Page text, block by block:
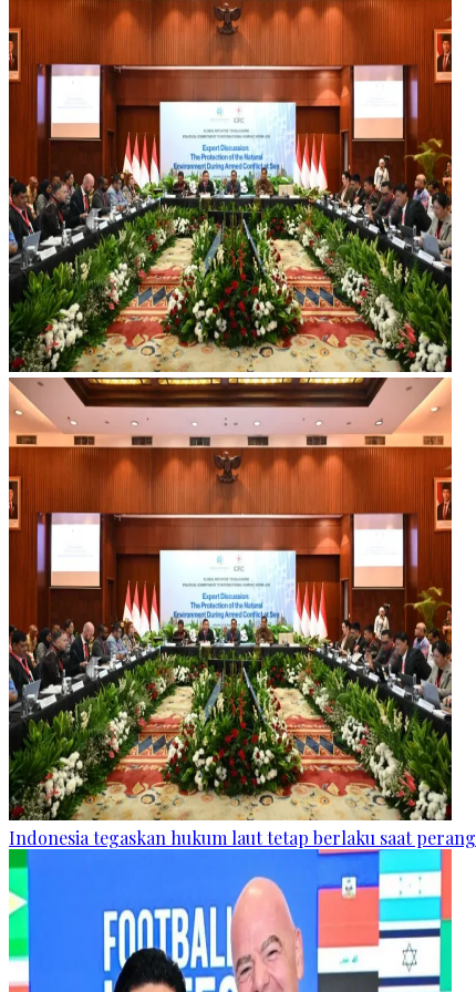
Indonesia tegaskan hukum laut tetap berlaku saat perang